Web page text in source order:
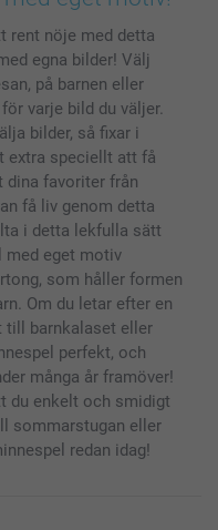
rent nöje med detta
egna bilder! Välj
på barnen eller
varje bild du väljer.
bilder, så fixar i
extra speciellt att få
dina favoriter från
få liv genom detta
i detta lekfulla sätt
med eget motiv
som håller formen
Om du letar efter en
till barnkalaset eller
perfekt, och
många år framöver!
du enkelt och smidigt
sommarstugan eller
redan idag!